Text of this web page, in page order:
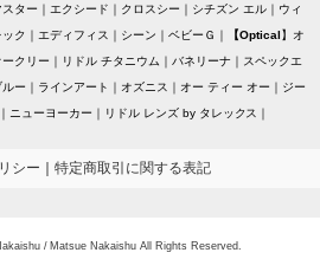
スター エクシード クロスシー シチズン エル
ウィ
ク エディフィス シーン ベビーＧ Optical
オ
ークリー リドル チタニウム バネリーナ
スペックエ
ー ラインアート オズニス オー ティー オー
ジー
ニューヨーカー リドル レンズ by タレックス
シー 特定商取引に関する表記
/ Matsue Nakaishu All Rights Reserved.